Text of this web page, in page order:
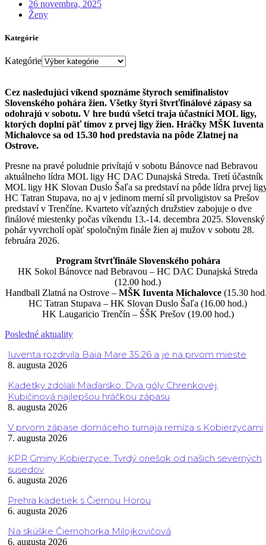
26 novembra, 2025
Ženy
Kategórie
Kategórie
Cez nasledujúci víkend spoznáme štyroch semifinalistov
Slovenského pohára žien. Všetky štyri štvrťfinálové zápasy sa
odohrajú v sobotu. V hre budú všetci traja účastníci MOL ligy,
ktorých doplní päť tímov z prvej ligy žien. Hráčky MŠK Iuventa
Michalovce sa od 15.30 hod predstavia na pôde Zlatnej na
Ostrove.
Presne na pravé poludnie privítajú v sobotu Bánovce nad Bebravou
aktuálneho lídra MOL ligy HC DAC Dunajská Streda. Tretí účastník
MOL ligy HK Slovan Duslo Šaľa sa predstaví na pôde lídra prvej
HC Tatran Stupava, no aj v jedinom merní síl prvoligistov sa Prešov
predstaví v Trenčíne. Kvarteto víťazných družstiev zabojuje o dve
finálové miestenky počas víkendu 13.-14. decembra 2025. Slovenský
pohár vyvrcholí opäť spoločným finále žien aj mužov v sobotu 28.
februára 2026.
Program štvrťfinále Slovenského pohára
HK Sokol Bánovce nad Bebravou – HC DAC Dunajská Streda
(12.00 hod.)
Handball Zlatná na Ostrove – MŠK Iuventa Michalovce (15.30
HC Tatran Stupava – HK Slovan Duslo Šaľa (16.00 hod.)
HK Laugaricio Trenčín – ŠŠK Prešov (19.00 hod.)
Posledné aktuality
Iuventa rozdrvila Baia Mare 35:26 a je na prvom mieste
8. augusta 2026
Kadetky zdolali Maďarsko. Dva góly Chrenkovej,
Kubičinová najlepšou hráčkou zápasu
8. augusta 2026
V prvom zápase domáceho turnaja remíza s Kobierzycami
7. augusta 2026
KPR Gminy Kobierzyce: Tvrdý oriešok od našich severných
susedov
6. augusta 2026
Prehra kadetiek s Čiernou Horou
6. augusta 2026
Na skúške Čiernohorka Milojkovičová
6. augusta 2026